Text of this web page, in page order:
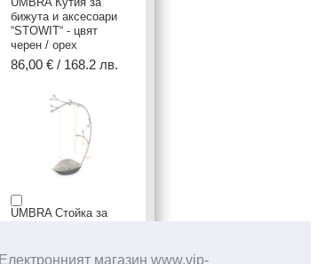
Електронният магазин www.vip-
бижута и аксесоари
“STOWIT“ - цвят
черен / орех
86,00 € / 168.2 лв.
UMBRA Стойка за
30,00 € / 58.67 лв.